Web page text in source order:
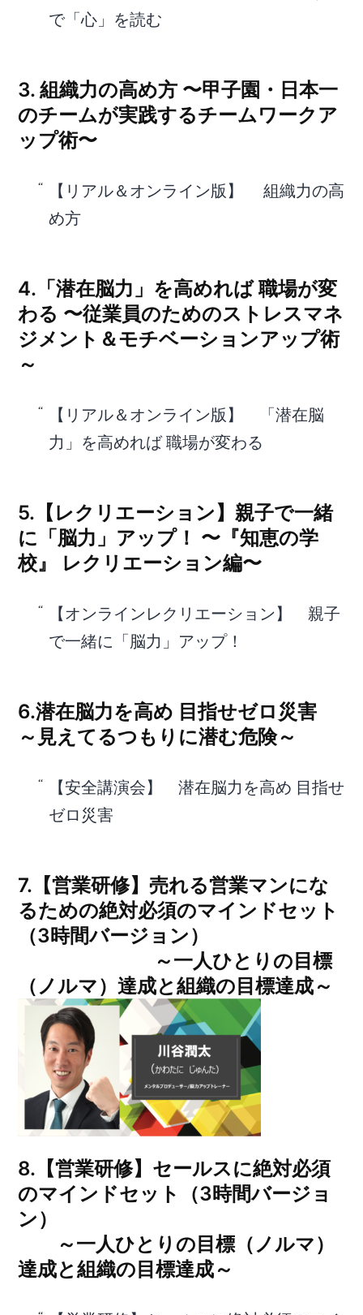
で「心」を読む
3. 組織力の高め方 〜甲子園・日本一
のチームが実践するチームワークア
ップ術〜
【リアル＆オンライン版】 組織力の高
め方
4.「潜在脳力」を高めれば 職場が変
わる 〜従業員のためのストレスマネ
ジメント＆モチベーションアップ術
～
【リアル＆オンライン版】 「潜在脳
力」を高めれば 職場が変わる
5.【レクリエーション】親子で一緒
に「脳力」アップ！ 〜『知恵の学
校』 レクリエーション編〜
【オンラインレクリエーション】 親子
で一緒に「脳力」アップ！
6.潜在脳力を高め 目指せゼロ災害
～見えてるつもりに潜む危険～
【安全講演会】 潜在脳力を高め 目指せ
ゼロ災害
7.【営業研修】売れる営業マンにな
るための絶対必須のマインドセット
（3時間バージョン）
～一人ひとりの目標
（ノルマ）達成と組織の目標達成～
8.【営業研修】セールスに絶対必須
のマインドセット（3時間バージョ
ン）
～一人ひとりの目標（ノルマ）
達成と組織の目標達成～